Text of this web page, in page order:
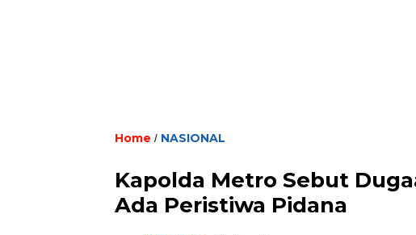
Home / NASIONAL
Kapolda Metro Sebut
Ada Peristiwa Pidana